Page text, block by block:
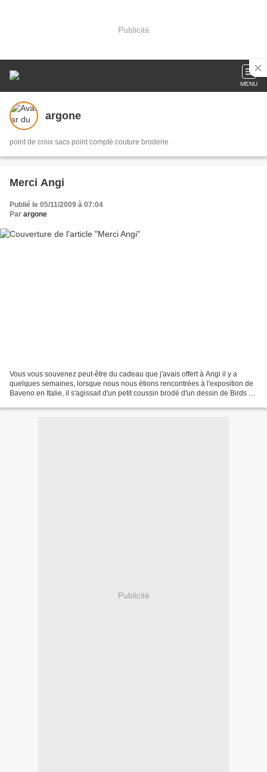
Publicité
MENU
argone
point de croix sacs point compté couture broderie
Merci Angi
Publié le 05/11/2009 à 07:04
Par argone
Vous vous souvenez peut-être du cadeau que j'avais offert à Angi il y a
quelques semaines, lorsque nous nous étions rencontrées à l'exposition de
Baveno en Italie, il s'agissait d'un petit coussin brodé d'un dessin de Birds of
Publicité